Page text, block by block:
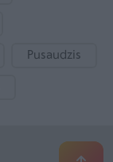
Pusaudzis